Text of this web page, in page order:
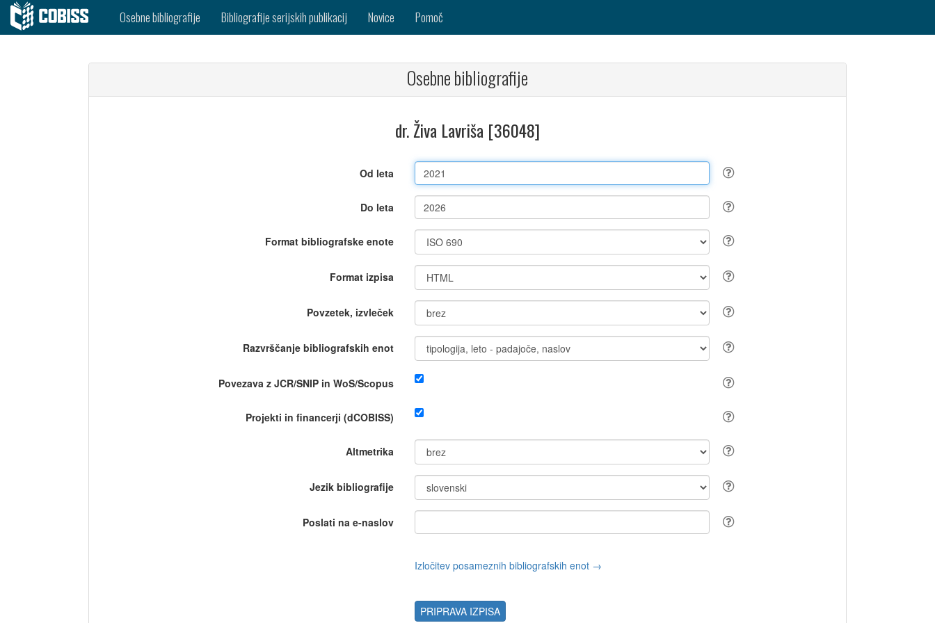
Osebne bibliografije Bibliografije serijskih publikacij Novice Pomoč
Osebne bibliografije
dr. Živa Lavriša [36048]
Od leta
Do leta
Format bibliografske enote
Format izpisa
Povzetek, izvleček
Razvrščanje bibliografskih enot
Povezava z JCR/SNIP in WoS/Scopus
Projekti in financerji (dCOBISS)
Altmetrika
Jezik bibliografije
Poslati na e-naslov
Izločitev posameznih bibliografskih enot →
PRIPRAVA IZPISA